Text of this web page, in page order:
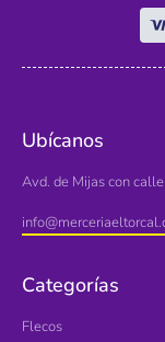
Ubícanos
Avd. de Mijas con
Categorías
Flecos